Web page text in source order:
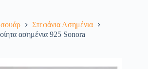
Στεφάνια Ασημένια
ασημένια 925 Sonora